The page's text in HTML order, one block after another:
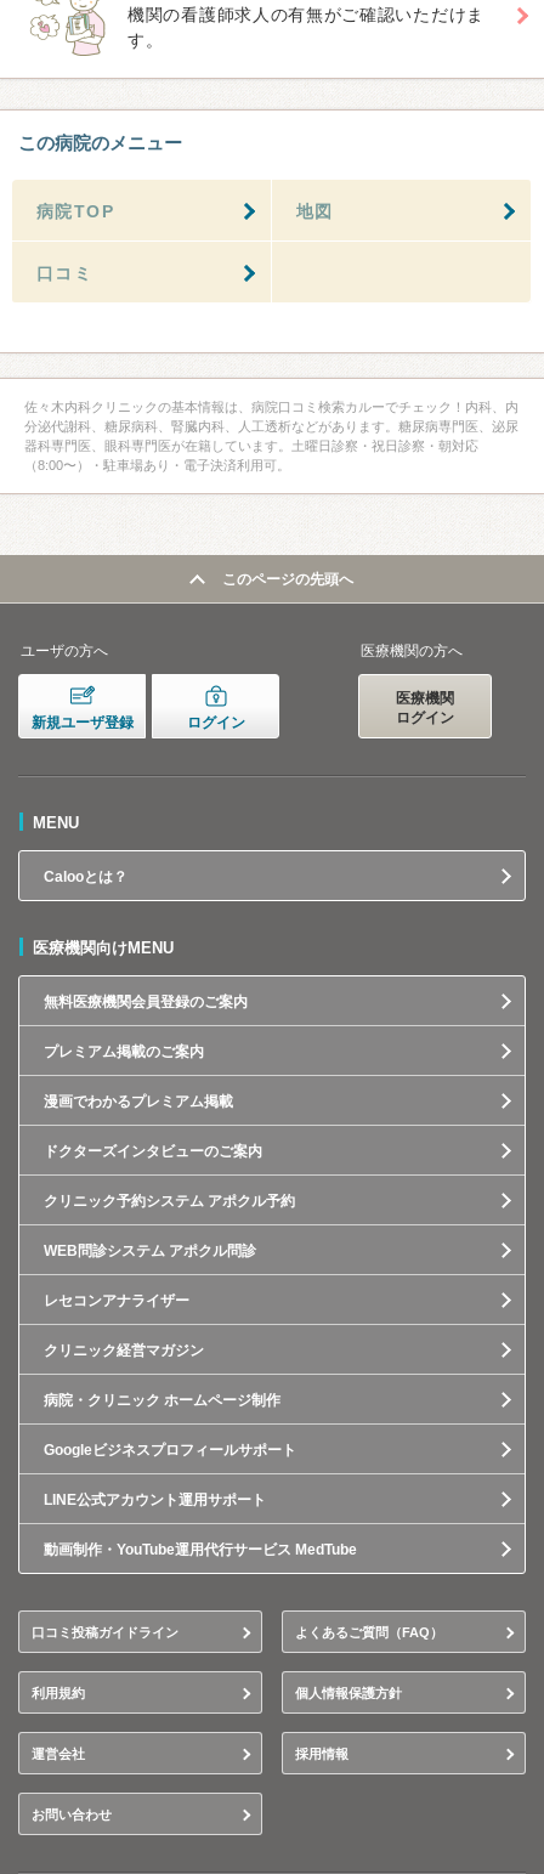
機関の看護師求人の有無がご確認いただけま
す。
この病院のメニュー
病院TOP 地図
口コミ
佐々木内科クリニックの基本情報は、病院口コミ検索カルーでチェック！内科、内
分泌代謝科、糖尿病科、腎臓内科、人工透析などがあります。糖尿病専門医、泌尿
器科専門医、眼科専門医が在籍しています。土曜日診察・祝日診察・朝対応
（8:00〜）・駐車場あり・電子決済利用可。
このページの先頭へ
ユーザの方へ
新規ユーザ登録 ログイン
医療機関の方へ
医療機関
ログイン
MENU
Calooとは？
医療機関向けMENU
無料医療機関会員登録のご案内
プレミアム掲載のご案内
漫画でわかるプレミアム掲載
ドクターズインタビューのご案内
クリニック予約システム アポクル予約
WEB問診システム アポクル問診
レセコンアナライザー
クリニック経営マガジン
病院・クリニック ホームページ制作
Googleビジネスプロフィールサポート
LINE公式アカウント運用サポート
動画制作・YouTube運用代行サービス MedTube
口コミ投稿ガイドライン よくあるご質問（FAQ）
利用規約 個人情報保護方針
運営会社 採用情報
お問い合わせ